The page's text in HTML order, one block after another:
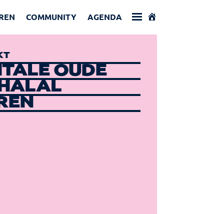
COMMUNITY AGENDA
OUDE